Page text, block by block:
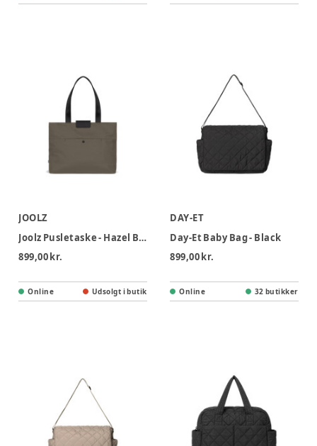
JOOLZ
Joolz Pusletaske - Hazel Brown
899,00 kr.
Online Udsolgt i butik
DAY-ET
Day-Et Baby Bag - Black
899,00 kr.
Online 32 butikker